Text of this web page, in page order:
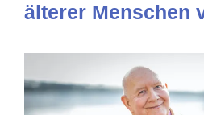
älterer Menschen